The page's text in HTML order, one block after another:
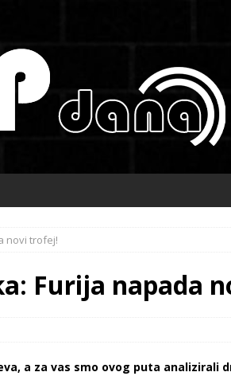
novi trofej!
Furija napada
a za vas smo ovog puta analizirali